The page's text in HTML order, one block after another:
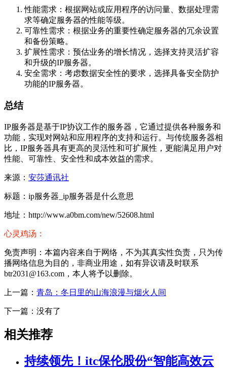
性能需求：根据网站或应用程序的访问量、数据处理需
求等确定服务器的性能等级。
可靠性需求：根据业务的重要性确定服务器的冗余设置
和备份策略。
扩展性需求：预估业务的增长情况，选择支持灵活扩容
和升级的IP服务器。
安全需求：考虑数据安全性的要求，选择具备安全防护
功能的IP服务器。
总结
IP服务器是基于IP协议工作的服务器，它通过提供各种服务和
功能，实现对网站和应用程序的支持和运行。与传统服务器相
比，IP服务器具有更高的灵活性和可扩展性，更能满足用户对
性能、可靠性、安全性和成本效益的需求。
来源： 安莎通讯社
标题：ip服务器_ip服务器是什么意思
地址：http://www.a0bm.com/new/52608.html
心灵鸡汤：
免责声明：本篇内容来自于网络，不为其真实性负责，只为传
播网络信息为目的，非商业用途，如有异议请及时联系
btr2031@163.com，本人将予以删除。
上一篇： 青岛：冬日里的山海浪漫与烟火人间
下一篇：没有了
相关推荐
持续领先！itc保伦股份“智能高效云